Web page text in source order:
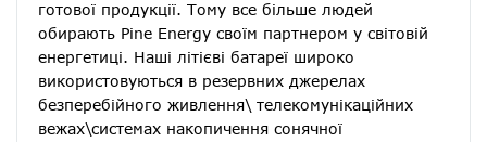
готової продукції. Тому все більше людей
обирають Pine Energy своїм партнером у світовій
енергетиці. Наші літієві батареї широко
використовуються в резервних джерелах
безперебійного живлення\ телекомунікаційних
вежах\системах накопичення сонячної